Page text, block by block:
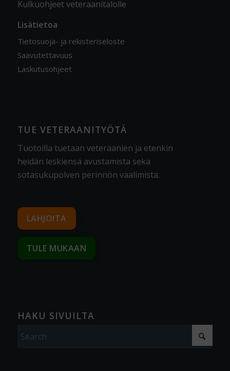
Kulkuohjeet veteraanitalolle
Lisätietoa
Tietosuoja- ja rekisteriseloste
Saavutettavuus
Laskutusohjeet
TUE VETERAANITYÖTÄ
Tuotoilla tuetaan veteraanien ja etenkin
heidän leskiensä avustamista sekä
sotasukupolven perinnön vaalimista.
LAHJOITA
TULE MUKAAN
HAKU SIVUILTA